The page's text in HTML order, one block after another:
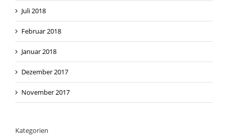
Juli 2018
Februar 2018
Januar 2018
Dezember 2017
November 2017
Kategorien